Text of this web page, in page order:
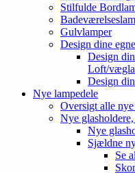
Stilfulde
Gulvlamper
Design dine
Design
Loft/
Design
Nye lampedele
Oversigt alle
Nye
Nye
Sjældne
Se